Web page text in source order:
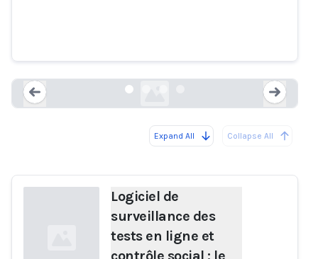
Expand All Collapse All
Logiciel de
surveillance des
tests en ligne et